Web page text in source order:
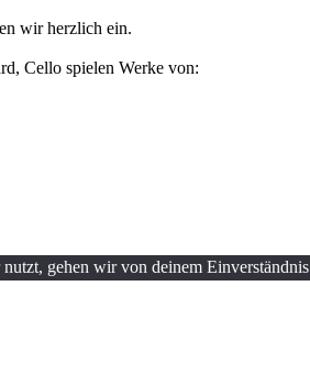
wir herzlich ein.
Cello spielen Werke von:
gehen wir von deinem Einverständnis